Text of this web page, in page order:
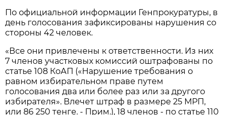
По официальной информации Генпрокуратуры, в
день голосования зафиксированы нарушения со
стороны 42 человек.
«Все они привлечены к ответственности. Из них
7 членов участковых комиссий оштрафованы по
статье 108 КоАП («Нарушение требования о
равном избирательном праве путем
голосования два или более раз или за другого
избирателя». Влечет штраф в размере 25 МРП,
или 86 250 тенге. - Прим.), 18 членов - по статье 110